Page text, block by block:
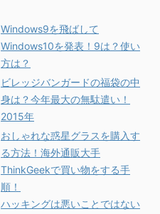
Windows9を飛ばして
Windows10を発表！9は？使い
方は？
ビレッジバンガードの福袋の中
身は？今年最大の無駄遣い！
2015年
おしゃれな惑星グラスを購入す
る方法！海外通販大手
ThinkGeekで買い物をする手
順！
ハッキングは悪いことではない